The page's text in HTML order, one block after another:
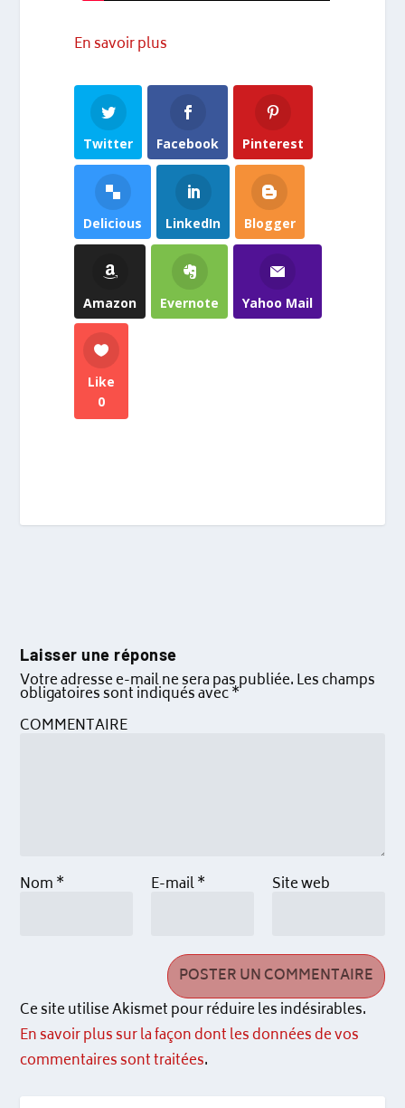
En savoir plus
Twitter Facebook Pinterest
Delicious LinkedIn Blogger
Amazon Evernote Yahoo Mail
Like
0
Laisser une réponse
Votre adresse e-mail ne sera pas publiée.Les champs
obligatoires sont indiqués avec*
COMMENTAIRE
Nom* E-mail* Site web
Ce site utilise Akismet pour réduire les indésirables.
En savoir plus sur la façon dont les données de vos
commentaires sont traitées.